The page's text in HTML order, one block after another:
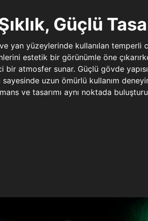
Güçlü
yan yüzeylerinde kullanılan temperli
estetik bir görünümle öne
bir atmosfer sunar. Güçlü gövde
uzun ömürlü kullanım
ve tasarımı aynı noktada